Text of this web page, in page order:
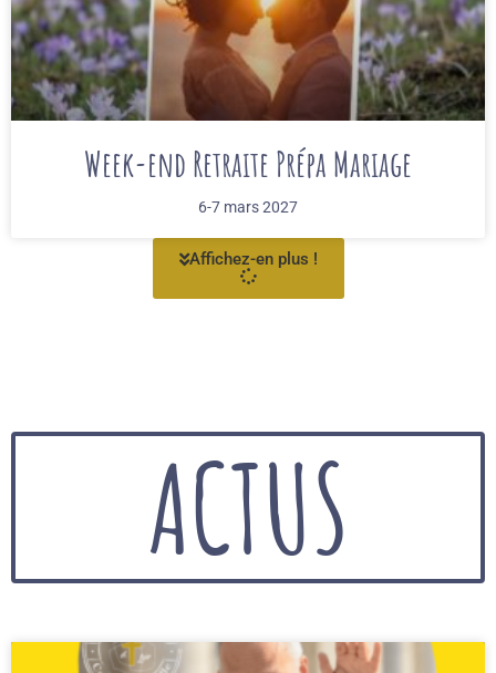
Week-end Retraite Prépa Mariage
6-7 mars 2027
Affichez-en plus !
ACTUS